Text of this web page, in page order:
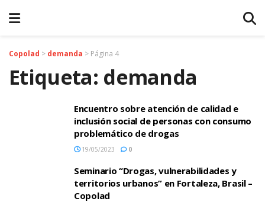
Copolad > demanda > Página 4
Etiqueta: demanda
Encuentro sobre atención de calidad e
inclusión social de personas con consumo
problemático de drogas
19/05/2023 0
Seminario “Drogas, vulnerabilidades y
territorios urbanos” en Fortaleza, Brasil –
Copolad